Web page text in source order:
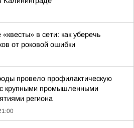
в сети: как уберечь
от роковой ошибки
провело профилактическую
с крупными промышленными
региона